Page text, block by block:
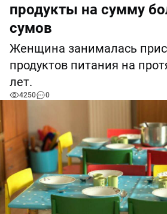
продукты на сумму
сумов
Женщина занималась
продуктов питания на
лет.
4250 0